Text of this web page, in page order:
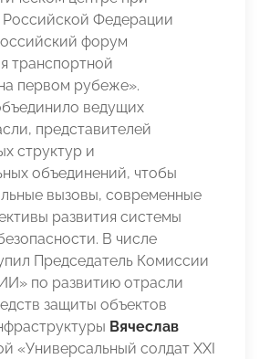
Российской Федерации
форум
транспортной
первом рубеже».
ведущих
представителей
структур и
объединений, чтобы
вызовы, современные
развития системы
В числе
Председатель Комиссии
по развитию отрасли
защиты объектов
Вячеслав
«Универсальный солдат XXI